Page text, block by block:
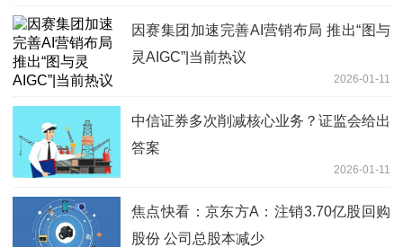
因赛集团加速完善AI营销布局 推出“图与
灵AIGC”|当前热议
2026-01-11
中信证券多次削减核心业务？证监会给出
答案
2026-01-11
焦点快看：京东方A：注销3.70亿股回购
股份 公司总股本减少